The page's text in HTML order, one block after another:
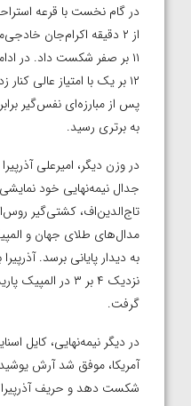
در گام نخست با قرعه
از ۲ دقیقه اکرام‌جان
۱۱ بر صفر شکست داد. در
۱۲ بر یک با امتیاز عالی
به برتری رسید.
در وزن دیگر، امیرعلی
جدال نیمه‌نهایی خود
تاج‌الدین‌اف، کشتی‌گیر
به دیدار پایانی برسد.
نزدیک ۴ بر ۳ در
گرفت.
در دیگر نیمه‌نهایی، کایل
آمریکا، موفق شد آرش
شکست دهد و حریف آذرپیرا